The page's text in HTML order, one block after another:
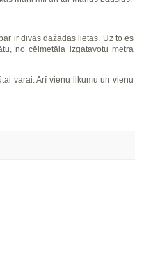
ir divas dažādas lietas. Uz to es
no cēlmetāla izgatavotu metra
varai. Arī vienu likumu un vienu